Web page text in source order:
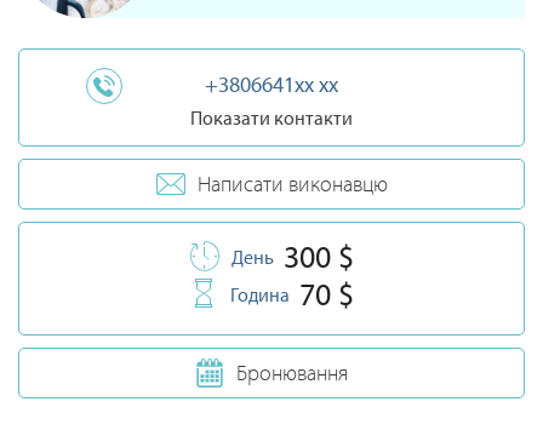
+3806641xx xx
Показати контакти
Написати виконавцю
День 300 $
Година 70 $
Бронювання